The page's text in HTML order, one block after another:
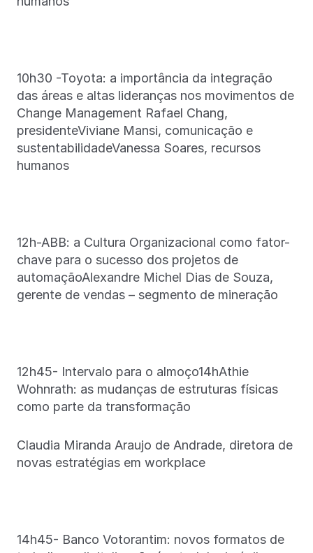
10h30 -Toyota: a importância da integração
das áreas e altas lideranças nos movimentos de
Change Management Rafael Chang,
presidenteViviane Mansi, comunicação e
sustentabilidadeVanessa Soares, recursos
humanos
12h-ABB: a Cultura Organizacional como fator-
chave para o sucesso dos projetos de
automaçãoAlexandre Michel Dias de Souza,
gerente de vendas – segmento de mineração
12h45- Intervalo para o almoço14hAthie
Wohnrath: as mudanças de estruturas físicas
como parte da transformação
Claudia Miranda Araujo de Andrade, diretora de
novas estratégias em workplace
14h45- Banco Votorantim: novos formatos de